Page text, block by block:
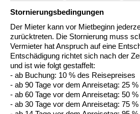
Stornierungs­bedingungen
Der Mieter kann vor Mietbeginn
zurücktreten. Die Stornierung muss
Vermieter hat Anspruch auf eine
Entschädigung richtet sich nach der
und ist wie folgt gestaffelt:
- ab Buchung: 10 % des Reisepreises
- ab 90 Tage vor dem Anreisetag: 25
- ab 60 Tage vor dem Anreisetag: 50
- ab 30 Tage vor dem Anreisetag: 75